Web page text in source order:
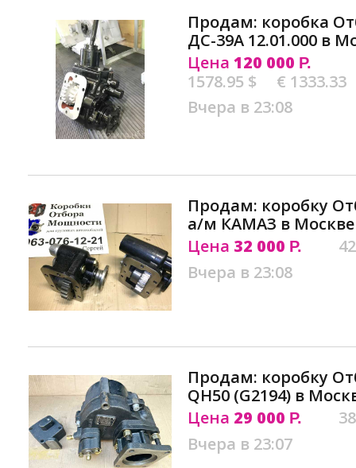
Продам: коробка
ДС-39А 12.01.000 в
Цена 120 000 Р.
1578.95 $
€ 1333.33
Вчера в 23:08
Продам: коробку
а/м КАМАЗ в Москве
Цена 32 000 Р.
Вчера в 23:08
Продам: коробку
QH50 (G2194) в
Цена 29 000 Р.
Вчера в 23:07